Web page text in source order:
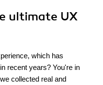
ultimate UX
which has
recent years? You're in
collected real and